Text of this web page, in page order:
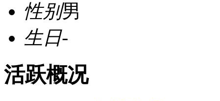
性别男
生日-
活跃概况